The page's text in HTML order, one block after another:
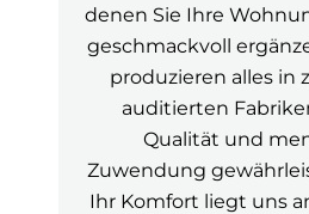
denen Sie Ihre
geschmackvoll
produzieren alles in
auditierten
Qualität und
Zuwendung
Ihr Komfort liegt uns